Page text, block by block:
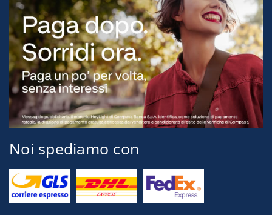
Noi spediamo con